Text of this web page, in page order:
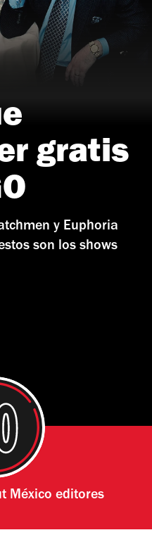
gratis
y Euphoria
son los shows
México editores